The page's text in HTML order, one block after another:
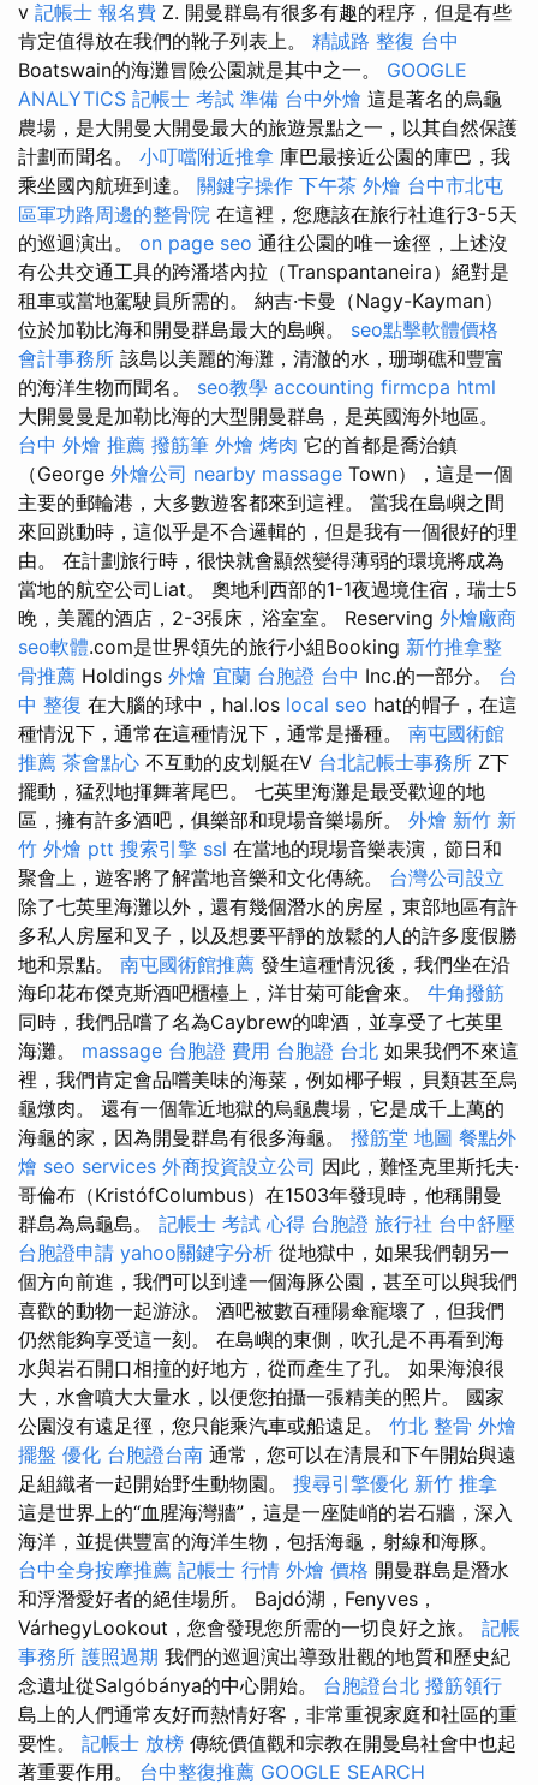
v 記帳士 報名費 Z. 開曼群島有很多有趣的程序，但是有些
肯定值得放在我們的靴子列表上。 精誠路 整復 台中
Boatswain的海灘冒險公園就是其中之一。 GOOGLE
ANALYTICS 記帳士 考試 準備 台中外燴 這是著名的烏龜
農場，是大開曼大開曼最大的旅遊景點之一，以其自然保護
計劃而聞名。 小叮噹附近推拿 庫巴最接近公園的庫巴，我
乘坐國內航班到達。 關鍵字操作 下午茶 外燴 台中市北屯
區軍功路周邊的整骨院 在這裡，您應該在旅行社進行3-5天
的巡迴演出。 on page seo 通往公園的唯一途徑，上述沒
有公共交通工具的跨潘塔內拉（Transpantaneira）絕對是
租車或當地駕駛員所需的。 納吉·卡曼（Nagy-Kayman）
位於加勒比海和開曼群島最大的島嶼。 seo點擊軟體價格
會計事務所 該島以美麗的海灘，清澈的水，珊瑚礁和豐富
的海洋生物而聞名。 seo教學 accounting firmcpa html
大開曼曼是加勒比海的大型開曼群島，是英國海外地區。
台中 外燴 推薦 撥筋筆 外燴 烤肉 它的首都是喬治鎮
（George 外燴公司 nearby massage Town），這是一個
主要的郵輪港，大多數遊客都來到這裡。 當我在島嶼之間
來回跳動時，這似乎是不合邏輯的，但是我有一個很好的理
由。 在計劃旅行時，很快就會顯然變得薄弱的環境將成為
當地的航空公司Liat。 奧地利西部的1-1夜過境住宿，瑞士5
晚，美麗的酒店，2-3張床，浴室室。 Reserving 外燴廠商
seo軟體.com是世界領先的旅行小組Booking 新竹推拿整
骨推薦 Holdings 外燴 宜蘭 台胞證 台中 Inc.的一部分。 台
中 整復 在大腦的球中，hal.los local seo hat的帽子，在這
種情況下，通常在這種情況下，通常是播種。 南屯國術館
推薦 茶會點心 不互動的皮划艇在V 台北記帳士事務所 Z下
擺動，猛烈地揮舞著尾巴。 七英里海灘是最受歡迎的地
區，擁有許多酒吧，俱樂部和現場音樂場所。 外燴 新竹 新
竹 外燴 ptt 搜索引擎 ssl 在當地的現場音樂表演，節日和
聚會上，遊客將了解當地音樂和文化傳統。 台灣公司設立
除了七英里海灘以外，還有幾個潛水的房屋，東部地區有許
多私人房屋和叉子，以及想要平靜的放鬆的人的許多度假勝
地和景點。 南屯國術館推薦 發生這種情況後，我們坐在沿
海印花布傑克斯酒吧櫃檯上，洋甘菊可能會來。 牛角撥筋
同時，我們品嚐了名為Caybrew的啤酒，並享受了七英里
海灘。 massage 台胞證 費用 台胞證 台北 如果我們不來這
裡，我們肯定會品嚐美味的海菜，例如椰子蝦，貝類甚至烏
龜燉肉。 還有一個靠近地獄的烏龜農場，它是成千上萬的
海龜的家，因為開曼群島有很多海龜。 撥筋堂 地圖 餐點外
燴 seo services 外商投資設立公司 因此，難怪克里斯托夫·
哥倫布（KristófColumbus）在1503年發現時，他稱開曼
群島為烏龜島。 記帳士 考試 心得 台胞證 旅行社 台中舒壓
台胞證申請 yahoo關鍵字分析 從地獄中，如果我們朝另一
個方向前進，我們可以到達一個海豚公園，甚至可以與我們
喜歡的動物一起游泳。 酒吧被數百種陽傘寵壞了，但我們
仍然能夠享受這一刻。 在島嶼的東側，吹孔是不再看到海
水與岩石開口相撞的好地方，從而產生了孔。 如果海浪很
大，水會噴大大量水，以便您拍攝一張精美的照片。 國家
公園沒有遠足徑，您只能乘汽車或船遠足。 竹北 整骨 外燴
擺盤 優化 台胞證台南 通常，您可以在清晨和下午開始與遠
足組織者一起開始野生動物園。 搜尋引擎優化 新竹 推拿
這是世界上的“血腥海灣牆”，這是一座陡峭的岩石牆，深入
海洋，並提供豐富的海洋生物，包括海龜，射線和海豚。
台中全身按摩推薦 記帳士 行情 外燴 價格 開曼群島是潛水
和浮潛愛好者的絕佳場所。 Bajdó湖，Fenyves，
VárhegyLookout，您會發現您所需的一切良好之旅。 記帳
事務所 護照過期 我們的巡迴演出導致壯觀的地質和歷史紀
念遺址從Salgóbánya的中心開始。 台胞證台北 撥筋領行
島上的人們通常友好而熱情好客，非常重視家庭和社區的重
要性。 記帳士 放榜 傳統價值觀和宗教在開曼島社會中也起
著重要作用。 台中整復推薦 GOOGLE SEARCH